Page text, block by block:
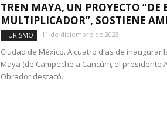
TREN MAYA, UN PROYECTO “DE
MULTIPLICADOR”, SOSTIENE
TURISMO 11 de diciembre de 2023
Ciudad de México. A cuatro días de inaugurar
Maya (de Campeche a Cancún), el presidente
Obrador destacó...